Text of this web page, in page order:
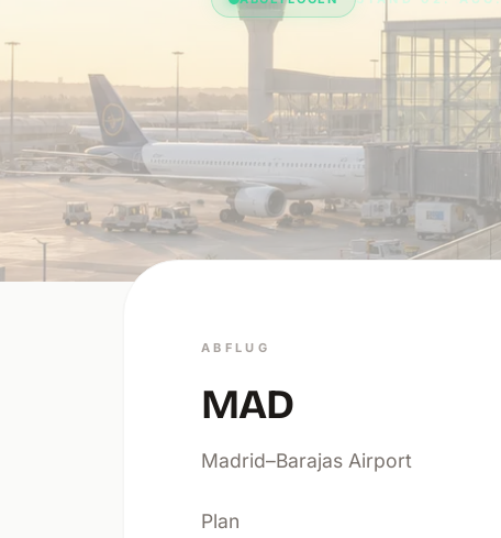
ABFLUG
MAD
Madrid–Barajas Airport
Plan